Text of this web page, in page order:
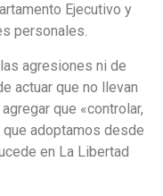
Ejecutivo y
personales.
agresiones ni de
actuar que no llevan
que «controlar,
adoptamos desde
en La Libertad